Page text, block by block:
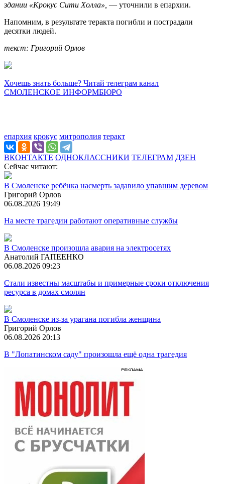
здании «Крокус Сити Холла», — уточнили в епархии.
Напомним, в результате теракта погибли и пострадали
десятки людей.
текст: Григорий Орлов
Хочешь знать больше? Читай телеграм канал
СМОЛЕНСКОЕ ИНФОРМБЮРО
епархия крокус митрополия теракт
ВКОНТАКТЕ ОДНОКЛАССНИКИ ТЕЛЕГРАМ ДЗЕН
Сейчас читают:
В Смоленске ребёнка насмерть задавило упавшим деревом
Григорий Орлов
06.08.2026 19:49
На месте трагедии работают оперативные службы
В Смоленске произошла авария на электросетях
Анатолий ГАПЕЕНКО
06.08.2026 09:23
Стали известны масштабы и примерные сроки отключения
ресурса в домах смолян
В Смоленске из-за урагана погибла женщина
Григорий Орлов
06.08.2026 20:13
В "Лопатинском саду" произошла ещё одна трагедия